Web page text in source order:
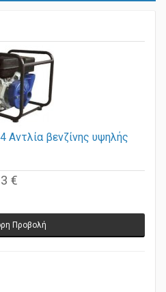
Αντλία βενζίνης υψηλής
€